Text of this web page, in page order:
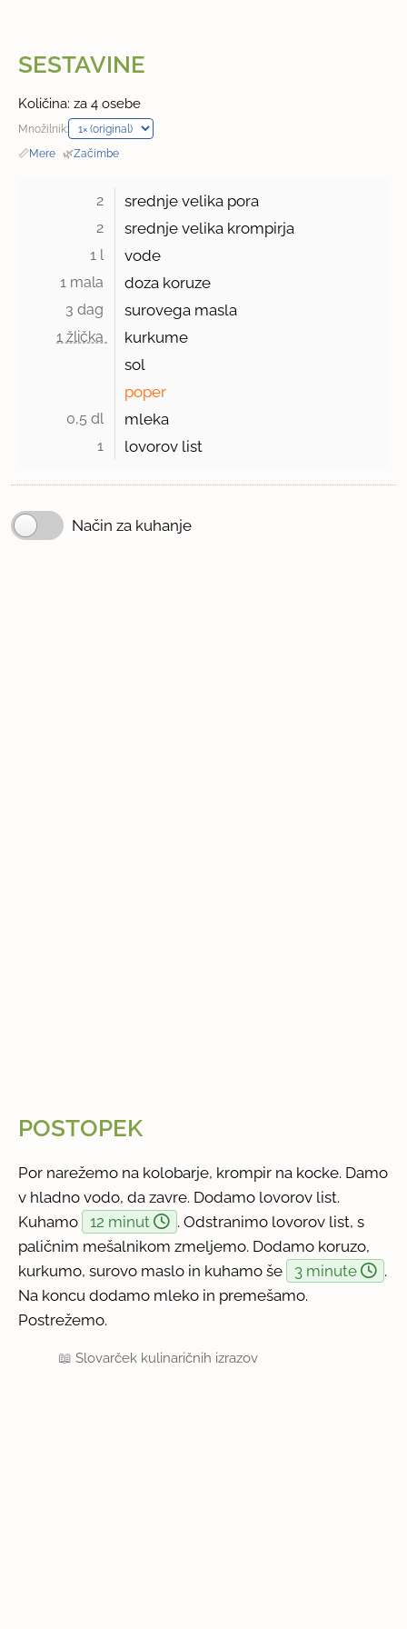
SESTAVINE
Količina: za 4 osebe
Množilnik:
📏Mere · 🌿Začimbe
2 srednje velika pora
2 srednje velika krompirja
1 l vode
1 mala doza koruze
3 dag surovega masla
1 žlička
kurkume
sol
poper
0,5 dl mleka
1 lovorov list
Način za kuhanje
POSTOPEK
Por narežemo na kolobarje, krompir na kocke. Damo
v hladno vodo, da zavre. Dodamo lovorov list.
Kuhamo
12 minut
. Odstranimo lovorov list, s
paličnim mešalnikom zmeljemo. Dodamo koruzo,
kurkumo, surovo maslo in kuhamo še
3 minute
.
Na koncu dodamo mleko in premešamo.
Postrežemo.
📖Slovarček kulinaričnih izrazov